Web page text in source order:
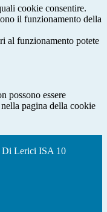
cookie consentire.
il funzionamento della
al funzionamento potete
possono essere
pagina della cookie
Di Lerici ISA 10